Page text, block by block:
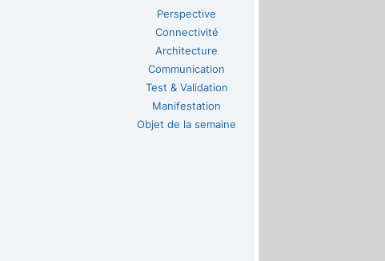
Perspective
Connectivité
Architecture
Communication
Test & Validation
Manifestation
Objet de la semaine